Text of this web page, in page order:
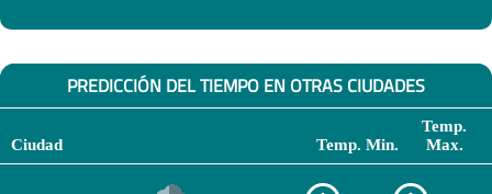
PREDICCIÓN DEL TIEMPO EN OTRAS CIUDADES
Ciudad Temp. Min.
Temp.
Max.